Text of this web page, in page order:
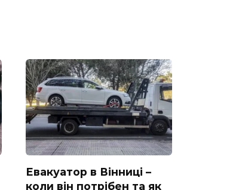
Евакуатор в Вінниці –
коли він потрібен та як